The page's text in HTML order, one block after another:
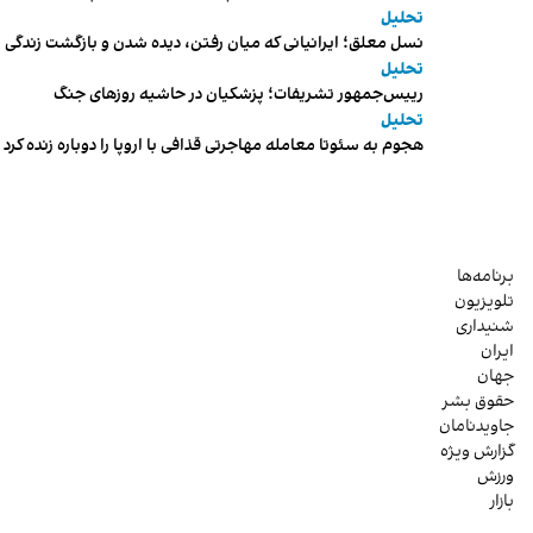
تحلیل
نسل معلق؛ ایرانیانی که میان رفتن، دیده شدن و بازگشت
تحلیل
رییس‌جمهور تشریفات؛ پزشکیان در حاشیه روزهای جنگ
تحلیل
هجوم به سئوتا معامله مهاجرتی قذافی با اروپا را دوباره زنده کرد
برنامه‌ها
تلویزیون
شنیداری
ایران
جهان
حقوق بشر
جاویدنامان
گزارش ویژه
ورزش
بازار